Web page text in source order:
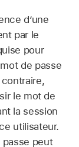
d’une
par le
pour
de passe
le mot de
la session
utilisateur.
passe peut